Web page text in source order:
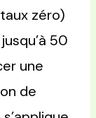
zéro)
50
une
de